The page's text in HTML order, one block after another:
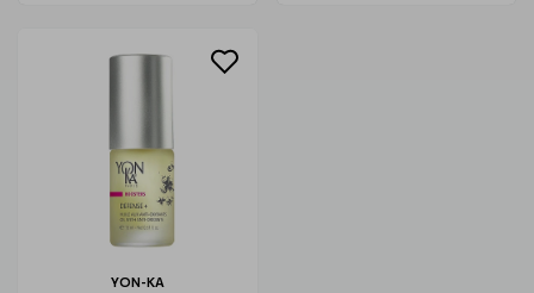
YON-KA